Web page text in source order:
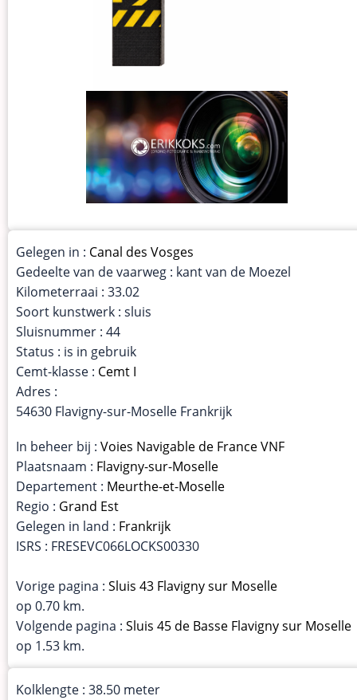
Gelegen in : Canal des Vosges
Gedeelte van de vaarweg : kant van de Moezel
Kilometerraai : 33.02
Soort kunstwerk : sluis
Sluisnummer : 44
Status : is in gebruik
Cemt-klasse : Cemt I
Adres :
54630 Flavigny-sur-Moselle Frankrijk
In beheer bij : Voies Navigable de France VNF
Plaatsnaam : Flavigny-sur-Moselle
Departement : Meurthe-et-Moselle
Regio : Grand Est
Gelegen in land : Frankrijk
ISRS : FRESEVC066LOCKS00330
Vorige pagina : Sluis 43 Flavigny sur Moselle
op 0.70 km.
Volgende pagina : Sluis 45 de Basse Flavigny sur Moselle
op 1.53 km.
Kolklengte : 38.50 meter